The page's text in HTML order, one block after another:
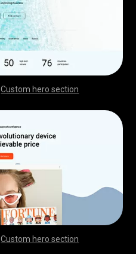
,Custom hero section
,,,,,,,,,,,,,,,,,,,,,,,
,,,,,,,,,,,,,,,,,,,,,,,
,Custom hero section
,,,,,,,,,,,,,,,,,,,,,,,
,,,,,,,,,,,,,,,,,,,,,,,